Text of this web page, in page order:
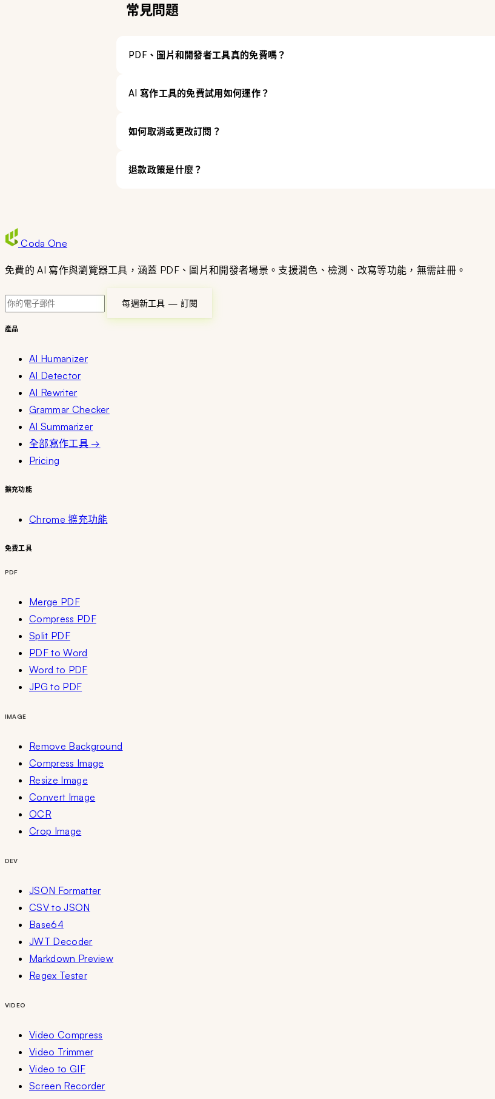
常見問題
PDF、圖片和開發者工具真的免費嗎？
AI 寫作工具的免費試用如何運作？
如何取消或更改訂閱？
退款政策是什麼？
Coda One
免費的 AI 寫作與瀏覽器工具，涵蓋 PDF、圖片和開發者場景。支援潤色、檢測、改寫等功能，無需註冊。
每週新工具 — 訂閱
產品
AI Humanizer
AI Detector
AI Rewriter
Grammar Checker
AI Summarizer
全部寫作工具 →
Pricing
擴充功能
Chrome 擴充功能
免費工具
PDF
Merge PDF
Compress PDF
Split PDF
PDF to Word
Word to PDF
JPG to PDF
IMAGE
Remove Background
Compress Image
Resize Image
Convert Image
OCR
Crop Image
DEV
JSON Formatter
CSV to JSON
Base64
JWT Decoder
Markdown Preview
Regex Tester
VIDEO
Video Compress
Video Trimmer
Video to GIF
Screen Recorder